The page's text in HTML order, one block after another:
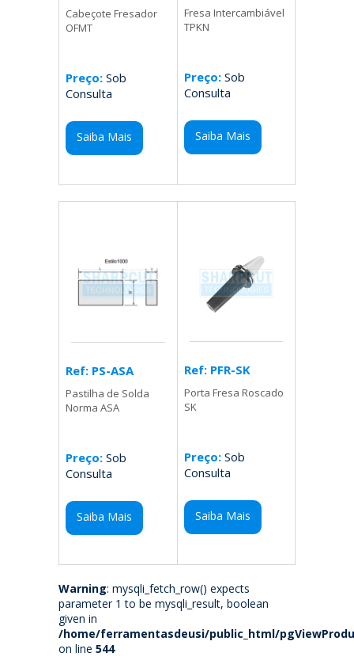
Cabeçote Fresador
OFMT
Preço: Sob
Consulta
Saiba Mais
Fresa Intercambiável
TPKN
Preço:Sob
Consulta
Saiba Mais
Ref: PS-ASA
Pastilha de Solda
Norma ASA
Preço: Sob
Consulta
Saiba Mais
Ref: PFR-SK
Porta Fresa Roscado
SK
Preço:Sob
Consulta
Saiba Mais
Warning: mysqli_fetch_row() expects
parameter 1 to be mysqli_result, boolean
given in
/home/ferramentasdeusi/public_html/
on line 544